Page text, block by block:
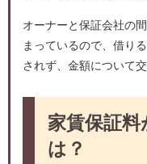
オーナーと保証会社の
まっているので、借り
されず、金額について
家賃保証
は？